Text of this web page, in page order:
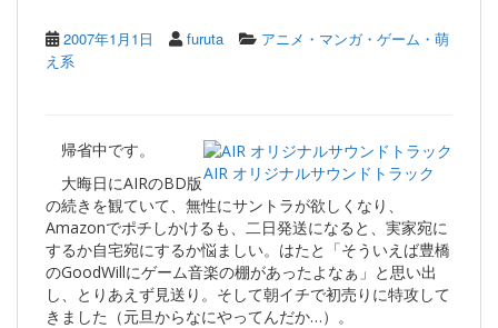
2007年1月1日 furuta
アニメ・マンガ・ゲーム・萌
え系
AIR オリジナルサウンドトラック
帰省中です。
大晦日にAIRのBD版
の続きを観ていて、無性にサントラが欲しくなり、
Amazonでポチしかけるも、二日発送になると、実家宛に
するか自宅宛にするか悩ましい。はたと「そういえば豊橋
のGoodWillにゲーム音楽の棚があったよなぁ」と思い出
し、とりあえず見送り。そして朝イチで初売りに特攻して
きました（元旦からなにやってんだか…）。